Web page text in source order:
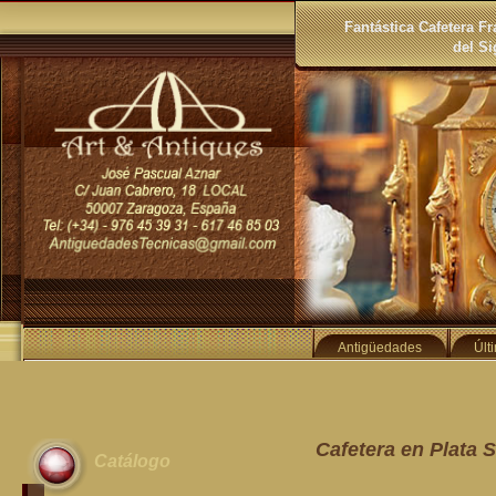
Fantástica Cafetera
del
Antigüedades
Catálogo
Cafetera en Plata